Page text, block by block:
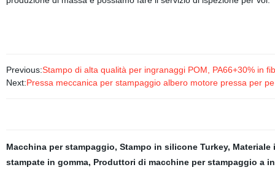
Previous:Stampo di alta qualità per ingranaggi POM, PA66+30% in
Next:Pressa meccanica per stampaggio albero motore pressa per
Macchina per stampaggio, Stampo in silicone Turkey, Materiale
stampate in gomma, Produttori di macchine per stampaggio a